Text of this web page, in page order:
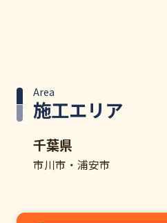
施工エリア
Area
千葉県
市川市・浦安市